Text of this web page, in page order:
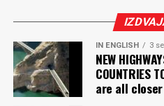
IN ENGLISH 3
NEW
COUNTRIES
are all closer